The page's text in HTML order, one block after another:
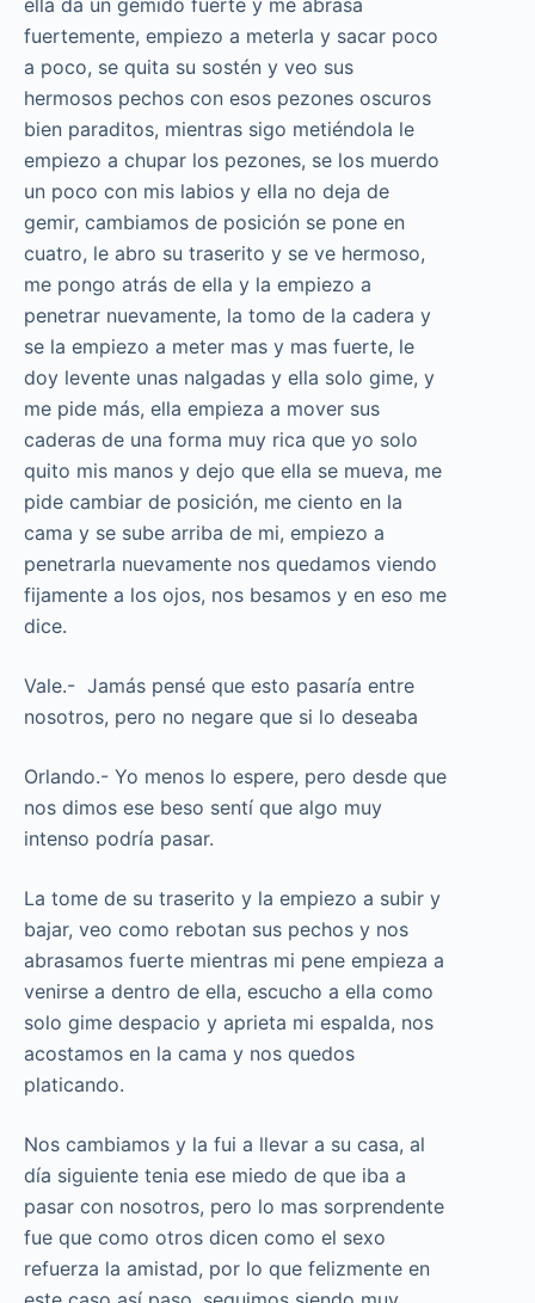
ella da un gemido fuerte y me abrasa
fuertemente, empiezo a meterla y sacar poco
a poco, se quita su sostén y veo sus
hermosos pechos con esos pezones oscuros
bien paraditos, mientras sigo metiéndola le
empiezo a chupar los pezones, se los muerdo
un poco con mis labios y ella no deja de
gemir, cambiamos de posición se pone en
cuatro, le abro su traserito y se ve hermoso,
me pongo atrás de ella y la empiezo a
penetrar nuevamente, la tomo de la cadera y
se la empiezo a meter mas y mas fuerte, le
doy levente unas nalgadas y ella solo gime, y
me pide más, ella empieza a mover sus
caderas de una forma muy rica que yo solo
quito mis manos y dejo que ella se mueva, me
pide cambiar de posición, me ciento en la
cama y se sube arriba de mi, empiezo a
penetrarla nuevamente nos quedamos viendo
fijamente a los ojos, nos besamos y en eso me
dice.
Vale.- Jamás pensé que esto pasaría entre
nosotros, pero no negare que si lo deseaba
Orlando.- Yo menos lo espere, pero desde que
nos dimos ese beso sentí que algo muy
intenso podría pasar.
La tome de su traserito y la empiezo a subir y
bajar, veo como rebotan sus pechos y nos
abrasamos fuerte mientras mi pene empieza a
venirse a dentro de ella, escucho a ella como
solo gime despacio y aprieta mi espalda, nos
acostamos en la cama y nos quedos
platicando.
Nos cambiamos y la fui a llevar a su casa, al
día siguiente tenia ese miedo de que iba a
pasar con nosotros, pero lo mas sorprendente
fue que como otros dicen como el sexo
refuerza la amistad, por lo que felizmente en